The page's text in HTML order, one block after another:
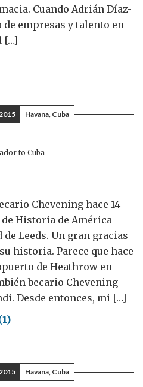
Cuando Adrián Díaz-
empresas y talento en
[…]
Havana, Cuba
to Cuba
Chevening hace 14
Historia de América
Leeds. Un gran gracias
historia. Parece que hace
de Heathrow en
becario Chevening
Desde entonces, mi […]
Havana, Cuba